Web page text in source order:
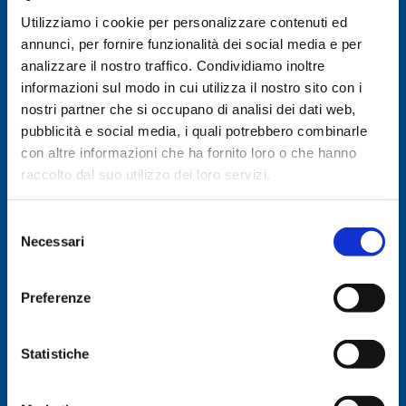
Utilizziamo i cookie per personalizzare contenuti ed
annunci, per fornire funzionalità dei social media e per
analizzare il nostro traffico. Condividiamo inoltre
informazioni sul modo in cui utilizza il nostro sito con i
nostri partner che si occupano di analisi dei dati web,
pubblicità e social media, i quali potrebbero combinarle
con altre informazioni che ha fornito loro o che hanno
raccolto dal suo utilizzo dei loro servizi.
delNecessari
Preferenze
Statistiche
interessati, per fornire le informazioni
essenziali relative ai corsi di laurea, ai piani
di studio, alle prospettive occupazionali e
per distribuire materiale informativo
specifico.
In ogni aula sarà predisposto uno spazio per
colloqui individuali e per l’approfondimento
dell’organizzazione didattica dei corsi di
laurea.
Saranno allestiti anche appositi spazi
Partenza Uniurb Tour